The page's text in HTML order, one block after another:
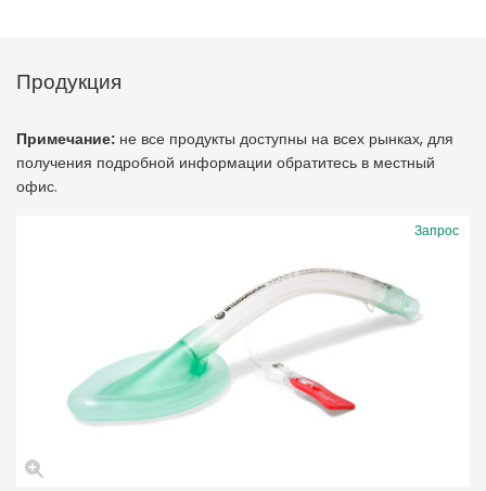
Продукция
Примечание: не все продукты доступны на всех рынках, для
получения подробной информации обратитесь в местный
офис.
Запрос